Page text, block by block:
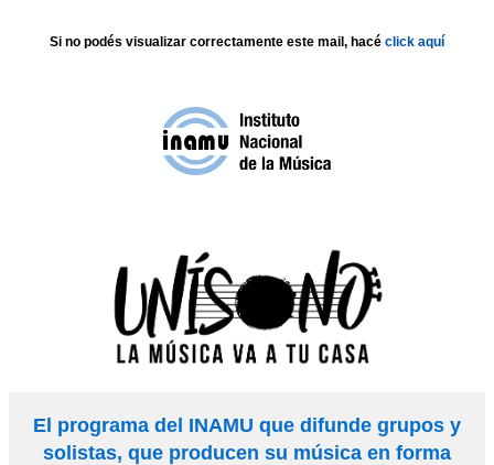
Si no podés visualizar correctamente este mail, hacé click aquí
El programa del INAMU que difunde grupos y
solistas, que producen su música en forma